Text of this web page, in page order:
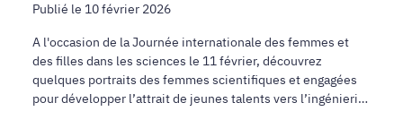
Publié le 10 février 2026
A l'occasion de la Journée internationale des femmes et
des filles dans les sciences le 11 février, découvrez
quelques portraits des femmes scientifiques et engagées
pour développer l’attrait de jeunes talents vers l’ingénierie